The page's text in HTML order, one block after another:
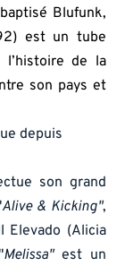
Blufunk,
est un tube
l’histoire de la
son pays et
depuis
son grand
Alive & Kicking",
Elevado (Alicia
Melissa" est un